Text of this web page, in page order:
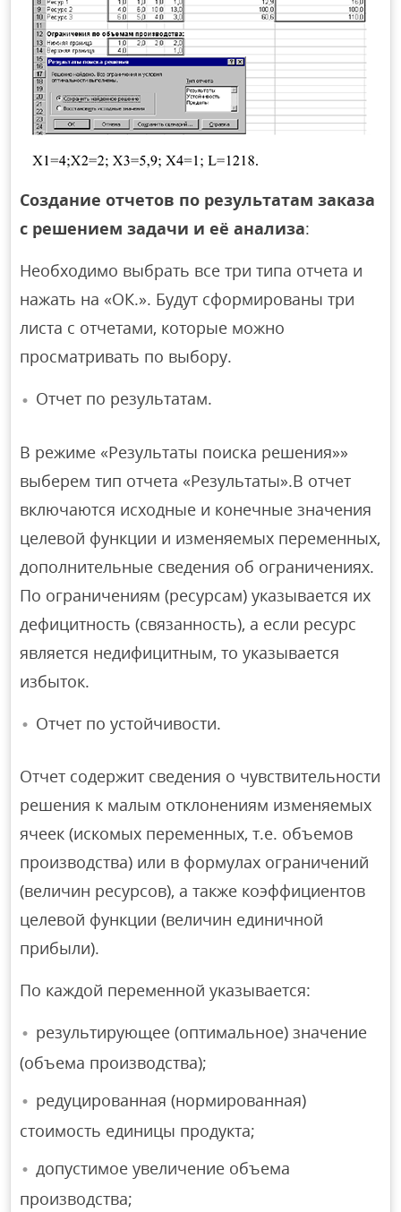
Создание отчетов по результатам заказа
с решением задачи и её анализа:
Необходимо выбрать все три типа отчета и
нажать на «ОК.». Будут сформированы три
листа с отчетами, которые можно
просматривать по выбору.
Отчет по результатам.
В режиме «Результаты поиска решения»»
выберем тип отчета «Результаты».В отчет
включаются исходные и конечные значения
целевой функции и изменяемых переменных,
дополнительные сведения об ограничениях.
По ограничениям (ресурсам) указывается их
дефицитность (связанность), а если ресурс
является недифицитным, то указывается
избыток.
Отчет по устойчивости.
Отчет содержит сведения о чувствительности
решения к малым отклонениям изменяемых
ячеек (искомых переменных, т.е. объемов
производства) или в формулах ограничений
(величин ресурсов), а также коэффициентов
целевой функции (величин единичной
прибыли).
По каждой переменной указывается:
результирующее (оптимальное) значение
(объема производства);
редуцированная (нормированная)
стоимость единицы продукта;
допустимое увеличение объема
производства;